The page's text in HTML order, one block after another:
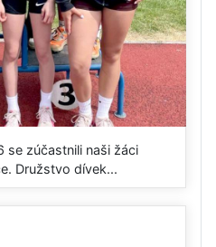
se zúčastnili naši žáci
Družstvo dívek...